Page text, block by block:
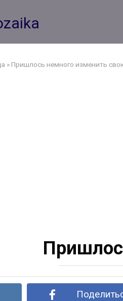
» Пришлось немного изменить